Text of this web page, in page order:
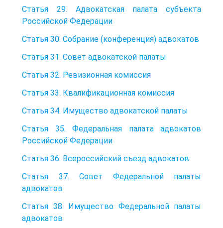
Статья 29. Адвокатская палата субъекта
Российской Федерации
Статья 30. Собрание (конференция) адвокатов
Статья 31. Совет адвокатской палаты
Статья 32. Ревизионная комиссия
Статья 33. Квалификационная комиссия
Статья 34. Имущество адвокатской палаты
Статья 35. Федеральная палата адвокатов
Российской Федерации
Статья 36. Всероссийский съезд адвокатов
Статья 37. Совет Федеральной палаты
адвокатов
Статья 38. Имущество Федеральной палаты
адвокатов